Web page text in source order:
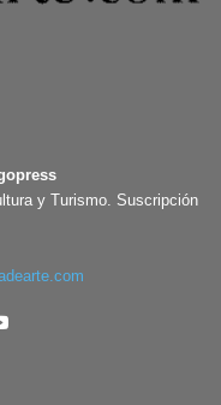
y Turismo. Suscripción